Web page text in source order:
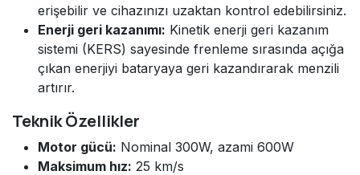
erişebilir ve cihazınızı uzaktan kontrol edebilirsiniz.
Enerji geri kazanımı: Kinetik enerji geri kazanım
sistemi (KERS) sayesinde frenleme sırasında açığa
çıkan enerjiyi bataryaya geri kazandırarak menzili
artırır.
Teknik Özellikler
Motor gücü: Nominal 300W, azami 600W
Maksimum hız: 25 km/s